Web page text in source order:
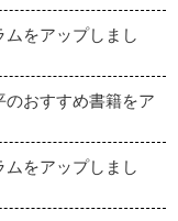
をアップしまし
おすすめ書籍をア
をアップしまし